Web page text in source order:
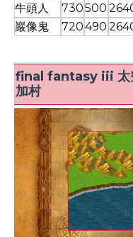
牛頭人
730500
巖像鬼
720490
final fantasy iii 太
加村